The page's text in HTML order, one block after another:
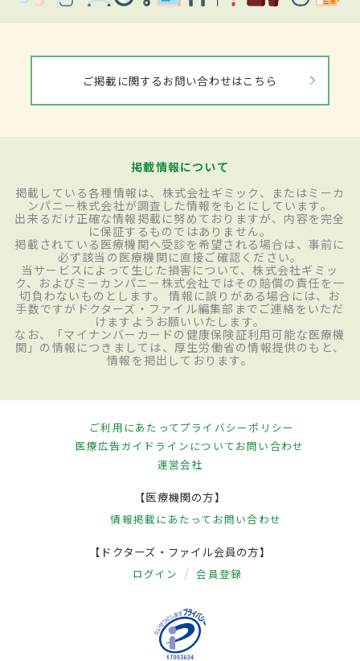
ご掲載に関するお問い合わせはこちら
掲載情報について
掲載している各種情報は、株式会社ギミック、またはミーカ
ンパニー株式会社が調査した情報をもとにしています。
出来るだけ正確な情報掲載に努めておりますが、内容を完全
に保証するものではありません。
掲載されている医療機関へ受診を希望される場合は、事前に
必ず該当の医療機関に直接ご確認ください。
当サービスによって生じた損害について、株式会社ギミッ
ク、およびミーカンパニー株式会社ではその賠償の責任を一
切負わないものとします。 情報に誤りがある場合には、お
手数ですがドクターズ・ファイル編集部までご連絡をいただ
けますようお願いいたします。
なお、「マイナンバーカードの健康保険証利用可能な医療機
関」の情報につきましては、厚生労働省の情報提供のもと、
情報を掲出しております。
ご利用にあたってプライバシーポリシー
医療広告ガイドラインについてお問い合わせ
運営会社
【医療機関の方】
情報掲載にあたって お問い合わせ
【ドクターズ・ファイル会員の方】
ログイン 会員登録